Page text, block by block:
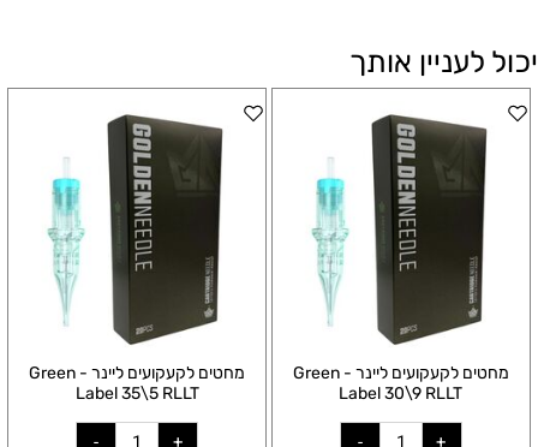
יכול לעניין אותך
מחטים לקעקועים ליינר - Green
Label 30\9 RLLT
מחטים לקעקועים ליינר - Green
Label 35\5 RLLT